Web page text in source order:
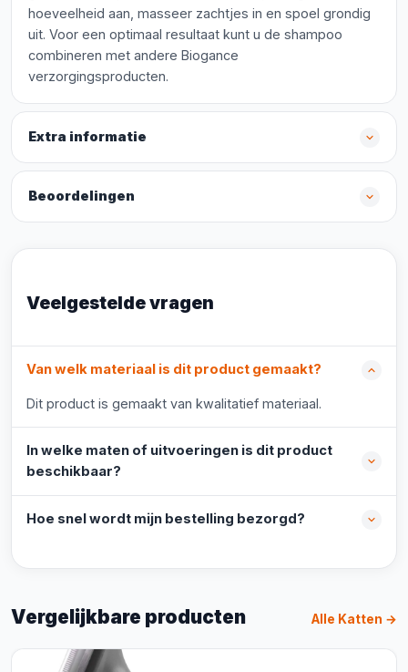
hoeveelheid aan, masseer zachtjes in en spoel grondig
uit. Voor een optimaal resultaat kunt u de shampoo
combineren met andere Biogance
verzorgingsproducten.
Extra informatie
Beoordelingen
Veelgestelde vragen
Van welk materiaal is dit product gemaakt?
Dit product is gemaakt van kwalitatief materiaal.
In welke maten of uitvoeringen is dit product
beschikbaar?
Hoe snel wordt mijn bestelling bezorgd?
Vergelijkbare producten Alle Katten →